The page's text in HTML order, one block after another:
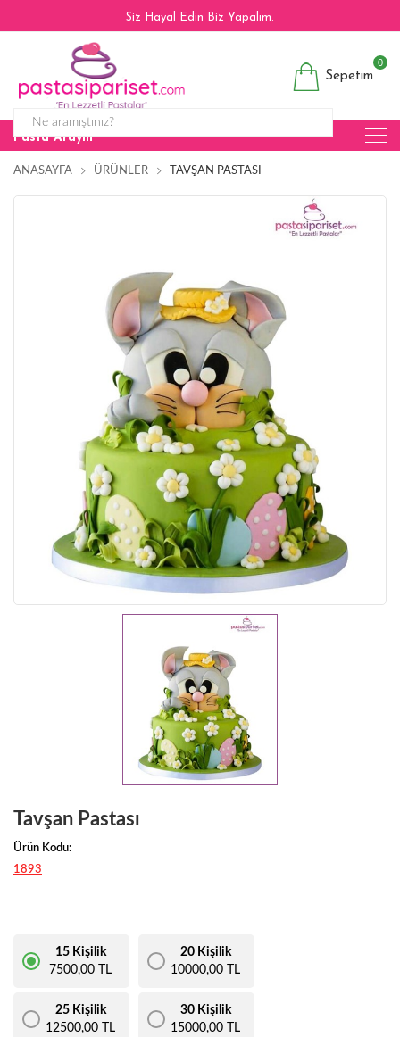
Siz Hayal Edin Biz Yapalım.
Sepetim
0
Pasta Arayın
ANASAYFA ÜRÜNLER TAVŞAN PASTASI
Tavşan Pastası
Ürün Kodu:
1893
15 Kişilik
7500,00 TL
20 Kişilik
10000,00 TL
25 Kişilik
12500,00 TL
30 Kişilik
15000,00 TL